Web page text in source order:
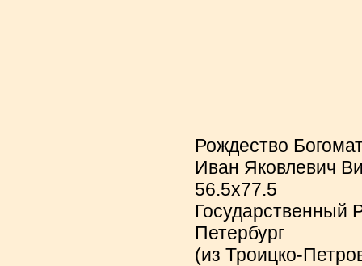
Рождество
Иван Яковлевич
56.5х77.5
Государственный
Петербург
(из Троицко-